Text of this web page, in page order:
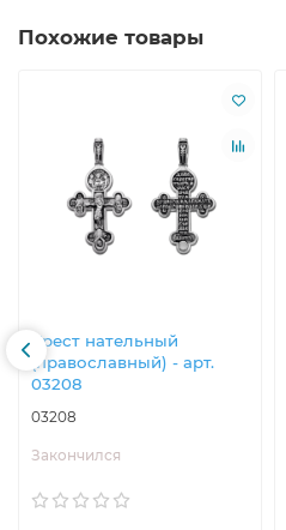
Похожие товары
Крест нательный
(православный) - арт.
03208
03208
Закончился